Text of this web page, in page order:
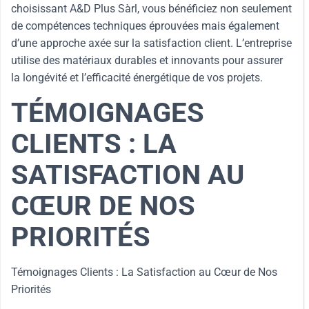
choisissant A&D Plus Sàrl, vous bénéficiez non seulement
de compétences techniques éprouvées mais également
d’une approche axée sur la satisfaction client. L’entreprise
utilise des matériaux durables et innovants pour assurer
la longévité et l’efficacité énergétique de vos projets.
TÉMOIGNAGES
CLIENTS : LA
SATISFACTION AU
CŒUR DE NOS
PRIORITÉS
Témoignages Clients : La Satisfaction au Cœur de Nos
Priorités